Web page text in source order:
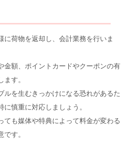
に荷物を返却し、会計業務を行いま
金額、ポイントカードやクーポンの有
す。
ルを生むきっかけになる恐れがあるた
慎重に対応しましょう。
ても媒体や特典によって料金が変わる
す。